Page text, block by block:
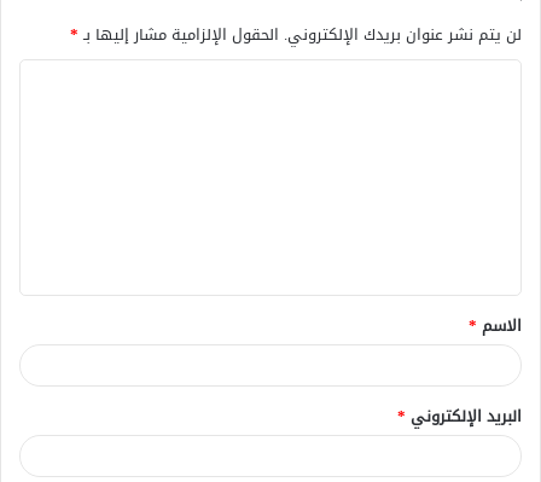
لن يتم نشر عنوان بريدك الإلكتروني. الحقول الإلزامية مشار إليها بـ*
ق
*
الاسم *
البريد الإلكتروني *